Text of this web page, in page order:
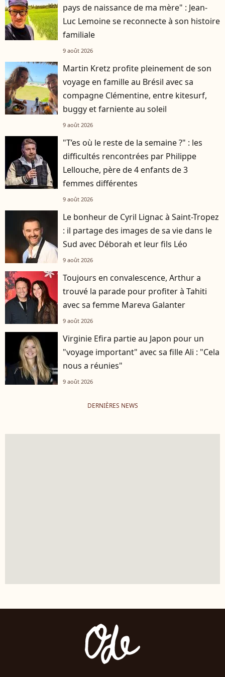
pays de naissance de ma mère" : Jean-
Luc Lemoine se reconnecte à son histoire
familiale
9 août 2026
Martin Kretz profite pleinement de son
voyage en famille au Brésil avec sa
compagne Clémentine, entre kitesurf,
buggy et farniente au soleil
9 août 2026
"T’es où le reste de la semaine ?" : les
difficultés rencontrées par Philippe
Lellouche, père de 4 enfants de 3
femmes différentes
9 août 2026
Le bonheur de Cyril Lignac à Saint-Tropez
: il partage des images de sa vie dans le
Sud avec Déborah et leur fils Léo
9 août 2026
Toujours en convalescence, Arthur a
trouvé la parade pour profiter à Tahiti
avec sa femme Mareva Galanter
9 août 2026
Virginie Efira partie au Japon pour un
"voyage important" avec sa fille Ali : "Cela
nous a réunies"
9 août 2026
DERNIÈRES NEWS